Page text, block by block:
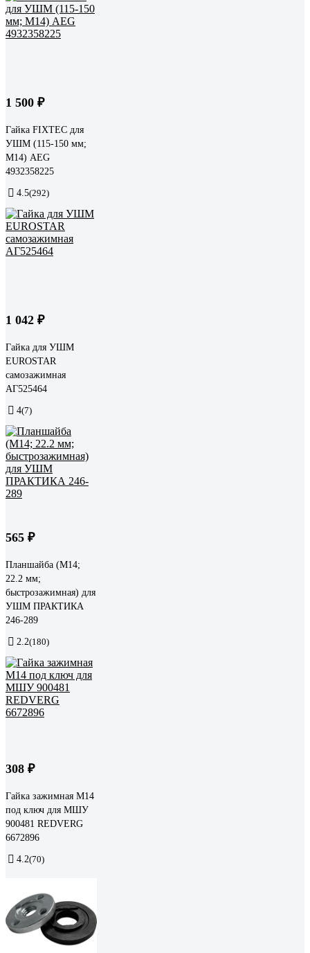
1 500 ₽
Гайка FIXTEC для
УШМ (115-150 мм;
М14) AEG
4932358225
4.5(292)
1 042 ₽
Гайка для УШМ
EUROSTAR
самозажимная
АГ525464
4(7)
565 ₽
Планшайба (М14;
22.2 мм;
быстрозажимная) для
УШМ ПРАКТИКА
246-289
2.2(180)
308 ₽
Гайка зажимная М14
под ключ для МШУ
900481 REDVERG
6672896
4.2(70)